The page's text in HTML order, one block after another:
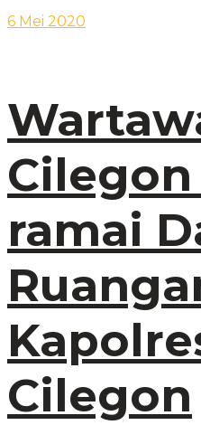
6 Mei 2020
ramai
Cilegon